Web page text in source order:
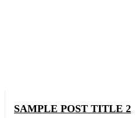
SAMPLE POST TITLE 2